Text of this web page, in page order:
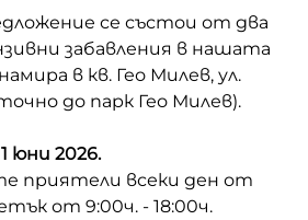
се състои от два
забавления в нашата
в кв. Гео Милев, ул.
до парк Гео Милев).
юни 2026.
приятели всеки ден от
от 9:00ч. - 18:00ч.